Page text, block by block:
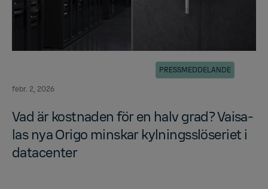
febr. 2, 2026
PRESSMEDDELANDE
Vad är kost­na­den för en halv grad? Vai­sa­
las nya Origo mins­kar kyl­nings­slö­se­ri­et i
da­ta­cen­ter